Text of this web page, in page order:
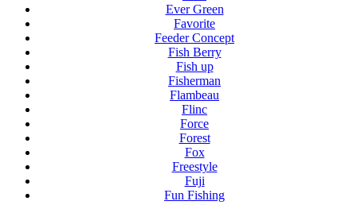
Ever Green
Favorite
Feeder Concept
Fish Berry
Fish up
Fisherman
Flambeau
Flinc
Force
Forest
Fox
Freestyle
Fuji
Fun Fishing